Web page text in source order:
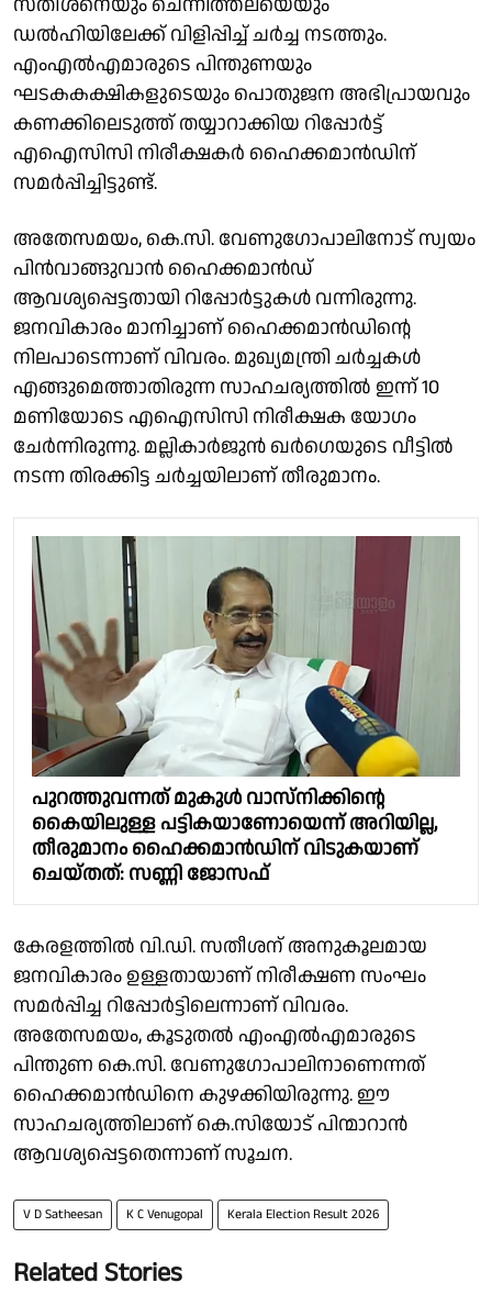
ഡൽഹിയിലേക്ക് വിളിപ്പിച്ച്‌ ചർച്ച നടത്തും.
എംഎൽഎമാരുടെ പിന്തുണയും
ഘടകകക്ഷികളുടെയും പൊതുജന അഭിപ്രായവും
കണക്കിലെടുത്ത് തയ്യാറാക്കിയ റിപ്പോർട്ട്
എഐസിസി നിരീക്ഷകർ ഹൈക്കമാൻഡിന്
സമർപ്പിച്ചിട്ടുണ്ട്.
അതേസമയം, കെ.സി. വേണുഗോപാലിനോട് സ്വയം
പിൻവാങ്ങുവാൻ ഹൈക്കമാൻഡ്
ആവശ്യപ്പെട്ടതായി റിപ്പോർട്ടുകൾ വന്നിരുന്നു.
ജനവികാരം മാനിച്ചാണ് ഹൈക്കമാൻഡിൻ്റെ
നിലപാടെന്നാണ് വിവരം. മുഖ്യമന്ത്രി ചർച്ചകൾ
എങ്ങുമെത്താതിരുന്ന സാഹചര്യത്തിൽ ഇന്ന് 10
മണിയോടെ എഐസിസി നിരീക്ഷക യോഗം
ചേർന്നിരുന്നു. മല്ലികാർജുൻ ഖർഗെയുടെ വീട്ടിൽ
നടന്ന തിരക്കിട്ട ചർച്ചയിലാണ് തീരുമാനം.
പുറത്തുവന്നത് മുകുള്‍ വാസ്‌നിക്കിന്റെ
കൈയിലുള്ള പട്ടികയാണോയെന്ന് അറിയില്ല,
തീരുമാനം ഹൈക്കമാൻഡിന് വിടുകയാണ്
ചെയ്തത്: സണ്ണി ജോസഫ്
കേരളത്തിൽ വി.ഡി. സതീശന് അനുകൂലമായ
ജനവികാരം ഉള്ളതായാണ് നിരീക്ഷണ സംഘം
സമർപ്പിച്ച റിപ്പോർട്ടിലെന്നാണ് വിവരം.
അതേസമയം, കൂടുതൽ എംഎൽഎമാരുടെ
പിന്തുണ കെ.സി. വേണുഗോപാലിനാണെന്നത്
ഹൈക്കമാൻഡിനെ കുഴക്കിയിരുന്നു. ഈ
സാഹചര്യത്തിലാണ് കെ.സിയോട് പിന്മാറാൻ
ആവശ്യപ്പെട്ടതെന്നാണ് സൂചന.
V D Satheesan K C Venugopal Kerala Election Result 2026
Related Stories